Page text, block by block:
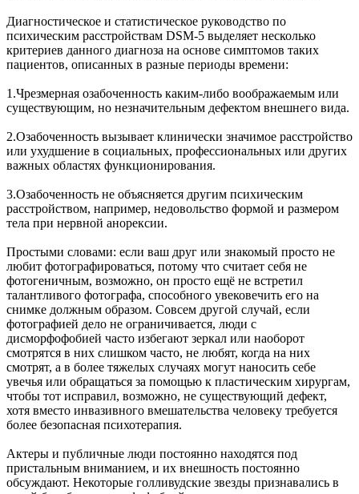
Диагностическое и статистическое руководство по
психическим расстройствам DSM-5 выделяет несколько
критериев данного диагноза на основе симптомов таких
пациентов, описанных в разные периоды времени:
1.Чрезмерная озабоченность каким-либо воображаемым или
существующим, но незначительным дефектом внешнего вида.
2.Озабоченность вызывает клинически значимое расстройство
или ухудшение в социальных, профессиональных или других
важных областях функционирования.
3.Озабоченность не объясняется другим психическим
расстройством, например, недовольство формой и размером
тела при нервной анорексии.
Простыми словами: если ваш друг или знакомый просто не
любит фотографироваться, потому что считает себя не
фотогеничным, возможно, он просто ещё не встретил
талантливого фотографа, способного увековечить его на
снимке должным образом. Совсем другой случай, если
фотографией дело не ограничивается, люди с
дисморфофобией часто избегают зеркал или наоборот
смотрятся в них слишком часто, не любят, когда на них
смотрят, а в более тяжелых случаях могут наносить себе
увечья или обращаться за помощью к пластическим хирургам,
чтобы тот исправил, возможно, не существующий дефект,
хотя вместо инвазивного вмешательства человеку требуется
более безопасная психотерапия.
Актеры и публичные люди постоянно находятся под
пристальным вниманием, и их внешность постоянно
обсуждают. Некоторые голливудские звезды признавались в